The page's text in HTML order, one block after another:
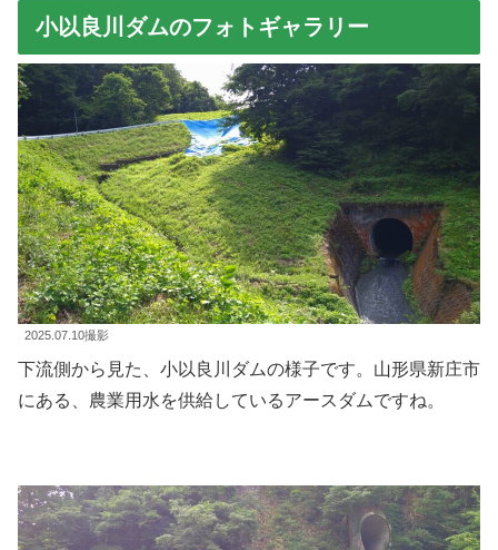
小以良川ダムのフォトギャラリー
2025.07.10撮影
下流側から見た、小以良川ダムの様子です。山形県新庄市
にある、農業用水を供給しているアースダムですね。